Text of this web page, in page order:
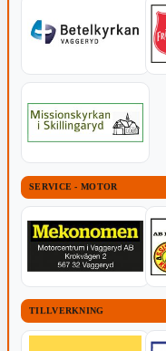
SERVICE - MOTOR
TILLVERKNING